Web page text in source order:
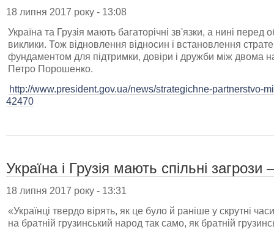
18 липня 2017 року - 13:08
Україна та Грузія мають багаторічні зв'язки, а нині
виклики. Тож відновлення відносин і встановлення
фундаментом для підтримки, довіри і дружби між двома
Петро Порошенко.
http://www.president.gov.ua/news/strategichne-partnerstvo-
42470
Україна і Грузія мають спільні загрози
18 липня 2017 року - 13:31
«Українці твердо вірять, як це було й раніше у скрутні
на братній грузинський народ так само, як братній